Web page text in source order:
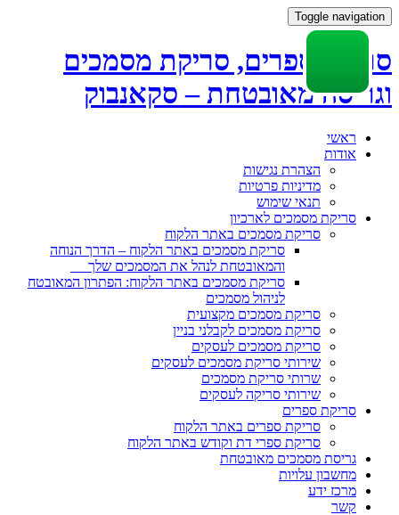
Toggle navigation
סריקת ספרים, סריקת מסמכים
וגריסה מאובטחת – סקאנבוק
Skip
ראשי
אודות
הצהרת נגישות
מדיניות פרטיות
תנאי שימוש
סריקת מסמכים לארכיון
סריקת מסמכים באתר הלקוח
סריקת מסמכים באתר הלקוח – הדרך הנוחה
והמאובטחת לנהל את המסמכים שלך
סריקת מסמכים באתר הלקוח: הפתרון המאובטח
לניהול מסמכים
סריקת מסמכים מקצועית
סריקת מסמכים לקבלני בניין
סריקת מסמכים לעסקים
שירותי סריקת מסמכים לעסקים
שרותי סריקת מסמכים
שירותי סריקה לעסקים
סריקת ספרים
סריקת ספרים באתר הלקוח
סריקת ספרי דת וקודש באתר הלקוח
גריסת מסמכים מאובטחת
מחשבון עלויות
מרכז ידע
קשר